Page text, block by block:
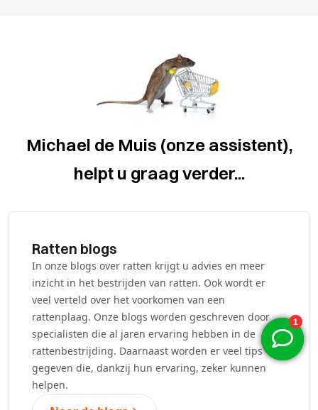
Michael de Muis (onze assistent),
helpt u graag verder...
Ratten blogs
In onze blogs over ratten krijgt u advies en meer
inzicht in het bestrijden van ratten. Ook wordt er
veel verteld over het voorkomen van een
rattenplaag. Onze blogs worden geschreven door
specialisten die al jaren ervaring hebben in de
rattenbestrijding. Daarnaast worden er veel tips
gegeven die, dankzij hun ervaring, zeker kunnen
helpen.